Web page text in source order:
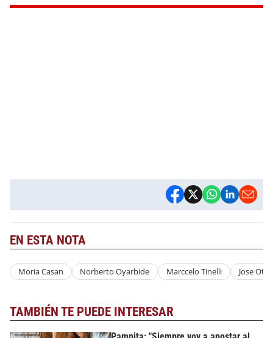
EN ESTA NOTA
Moria Casan Norberto Oyarbide Marccelo Tinelli Jose
TAMBIÉN TE PUEDE INTERESAR